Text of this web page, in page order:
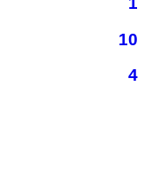
10
4